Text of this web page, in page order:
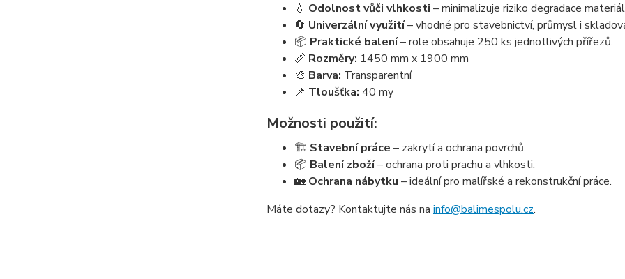
💧 Odolnost vůči vlhkosti – minimalizuje riziko degradace
🔄 Univerzální využití– vhodné pro stavebnictví, průmysl i
📦 Praktické balení– role obsahuje 250 ks jednotlivých přířezů.
📏 Rozměry: 1450 mm x 1900 mm
🎨 Barva: Transparentní
📌 Tloušťka: 40 my
Možnosti použití:
🏗️ Stavební práce – zakrytí a ochrana povrchů.
📦 Balení zboží– ochrana proti prachu a vlhkosti.
🏡 Ochrana nábytku – ideální pro malířské a rekonstrukční práce.
Máte dotazy? Kontaktujte nás na info@balimespolu.cz.